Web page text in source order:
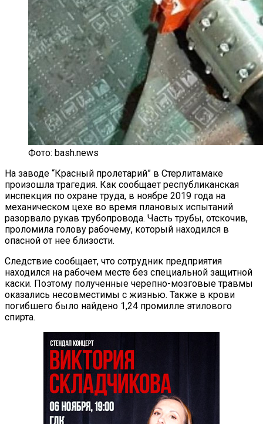
Фото: bash.news
На заводе “Красный пролетарий” в Стерлитамаке
произошла трагедия. Как сообщает республиканская
инспекция по охране труда, в ноябре 2019 года на
механическом цехе во время плановых испытаний
разорвало рукав трубопровода. Часть трубы, отскочив,
проломила голову рабочему, который находился в
опасной от нее близости.
Следствие сообщает, что сотрудник предприятия
находился на рабочем месте без специальной защитной
каски. Поэтому полученные черепно-мозговые травмы
оказались несовместимы с жизнью. Также в крови
погибшего было найдено 1,24 промилле этилового
спирта.